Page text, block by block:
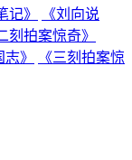
记》
《刘向说
刻拍案惊奇》
》
《三刻拍案惊